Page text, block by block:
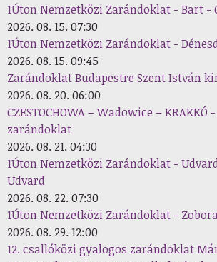
1Úton Nemzetközi Zarándoklat - Bart -
2026. 08. 15. 07:30
1Úton Nemzetközi Zarándoklat -
2026. 08. 15. 09:45
Zarándoklat Budapestre Szent István
2026. 08. 20. 06:00
CZESTOCHOWA – Wadowice – KRAKKÓ
zarándoklat
2026. 08. 21. 04:30
1Úton Nemzetközi Zarándoklat -
Udvard
2026. 08. 22. 07:30
1Úton Nemzetközi Zarándoklat -
2026. 08. 29. 12:00
12. csallóközi gyalogos zarándoklat